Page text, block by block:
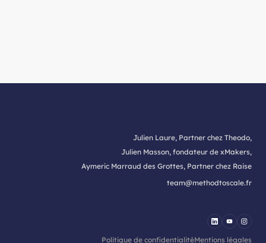
Julien Laure, Partner chez Theodo,
Julien Masson, fondateur de xMakers,
Aymeric Marraud des Grottes, Partner chez Raise
team@methodtoscale.fr
Politique de confidentialitéMentions légales